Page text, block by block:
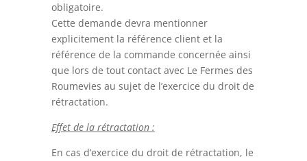
obligatoire.
Cette demande devra mentionner
explicitement la référence client et la
référence de la commande concernée ainsi
que lors de tout contact avec Le Fermes des
Roumevies au sujet de l’exercice du droit de
rétractation.
Effet de la rétractation :
En cas d’exercice du droit de rétractation, le